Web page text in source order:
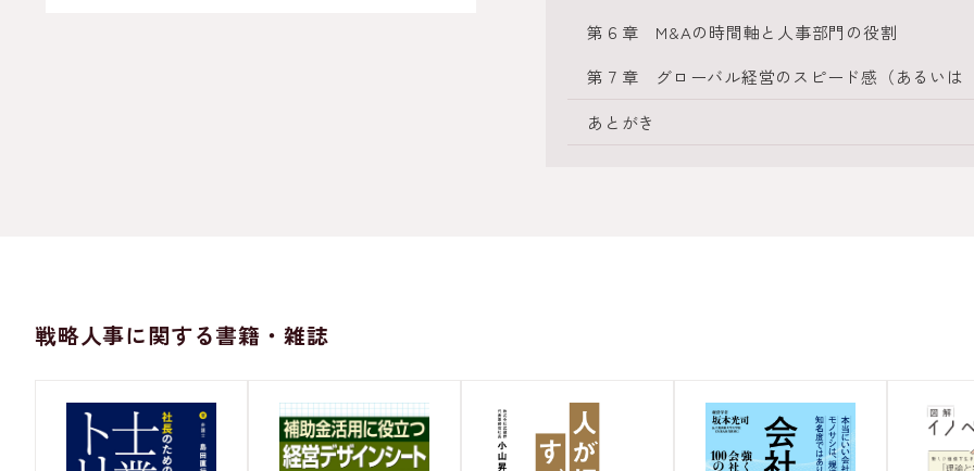
第６章 M&Aの時間軸と人事部門の役割
第７章 グローバル経営のスピード感（あるいは
あとがき
戦略人事に関する書籍・雑誌